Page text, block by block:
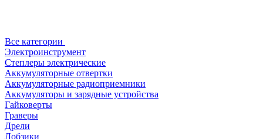
Все категории
Электроинструмент
Степлеры электрические
Аккумуляторные отвертки
Аккумуляторные радиоприемники
Аккумуляторы и зарядные устройства
Гайковерты
Граверы
Дрели
Лобзики